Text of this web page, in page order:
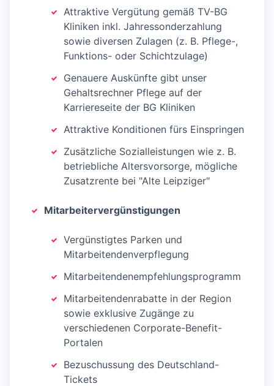
Attraktive Vergütung gemäß TV-BG
Kliniken inkl. Jahressonderzahlung
sowie diversen Zulagen (z. B. Pflege-,
Funktions- oder Schichtzulage)
Genauere Auskünfte gibt unser
Gehaltsrechner Pflege auf der
Karriereseite der BG Kliniken
Attraktive Konditionen fürs Einspringen
Zusätzliche Sozialleistungen wie z. B.
betriebliche Altersvorsorge, mögliche
Zusatzrente bei "Alte Leipziger"
Mitarbeitervergünstigungen
Vergünstigtes Parken und
Mitarbeitendenverpflegung
Mitarbeitendenempfehlungsprogramm
Mitarbeitendenrabatte in der Region
sowie exklusive Zugänge zu
verschiedenen Corporate-Benefit-
Portalen
Bezuschussung des Deutschland-
Tickets